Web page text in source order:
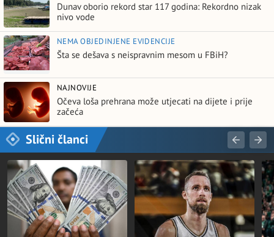
Dunav oborio rekord star 117 godina: Rekordno nizak
nivo vode
NEMA OBJEDINJENE EVIDENCIJE
Šta se dešava s neispravnim mesom u FBiH?
NAJNOVIJE
Očeva loša prehrana može utjecati na dijete i prije
začeća
Slični članci